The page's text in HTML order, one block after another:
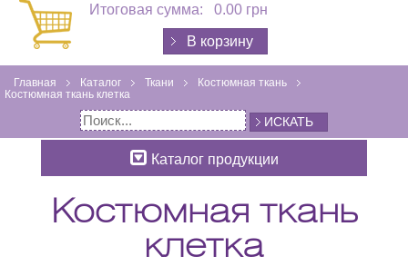
Итоговая сумма: 0.00 грн
В корзину
Главная Каталог Ткани
Костюмная ткань
Костюмная ткань клетка
ИСКАТЬ
Каталог продукции
Костюмная ткань
клетка